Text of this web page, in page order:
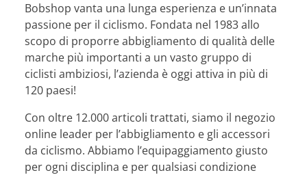
Bobshop vanta una lunga esperienza e un’innata
passione per il ciclismo. Fondata nel 1983 allo
scopo di proporre abbigliamento di qualità delle
marche più importanti a un vasto gruppo di
ciclisti ambiziosi, l’azienda è oggi attiva in più di
120 paesi!
Con oltre 12.000 articoli trattati, siamo il negozio
online leader per l’abbigliamento e gli accessori
da ciclismo. Abbiamo l’equipaggiamento giusto
per ogni disciplina e per qualsiasi condizione